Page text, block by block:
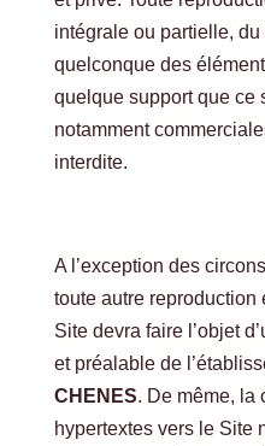
intégrale ou partielle, du
quelconque des
quelque support que ce
notamment
interdite.
A l’exception des
toute autre reproduction
Site devra faire l’objet
et préalable de
CHENES. De même, la
hypertextes vers le Site